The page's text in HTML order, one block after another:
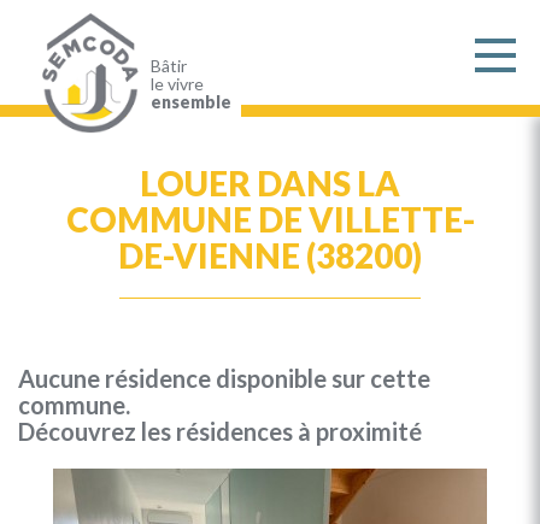
contenu
principal
Bâtir
le vivre
ensemble
LOUER DANS LA
COMMUNE DE VILLETTE-
DE-VIENNE (38200)
Aucune résidence disponible sur cette
commune.
Découvrez les résidences à proximité